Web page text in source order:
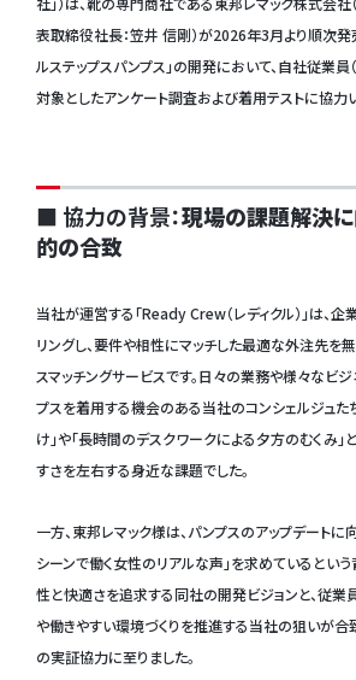
表取締役社長：笠井 信剛）が2026年3月より順次発
ルステップスパンプス」の開発において、自社従業員
対象としたアンケート調査および着用テストに協力い
■ 協力の背景：現場の課題解決
的の合致
当社が運営する「Ready Crew（レディクル）」は、
リングし、要件や相性にマッチした最適な外注先を
スマッチングサービスです。日々の業務や様々なビ
プスを着用する機会のある当社のコンシェルジュた
け」や「長時間のデスクワークによる夕方のむくみ」
すさを左右する身近な課題でした。
一方、東邦レマック様は、パンプスのアップデートに
シーンで働く女性のリアルな声」を求めているとい
性と快適さを追求する同社の開発ビジョンと、従業
や働きやすい環境づくりを推進する当社の狙いが合
の実証協力に至りました。